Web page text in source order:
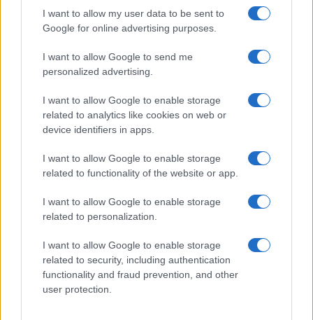
I want to allow my user data to be sent to
Google for online advertising purposes.
I want to allow Google to send me
personalized advertising.
I want to allow Google to enable storage
related to analytics like cookies on web or
device identifiers in apps.
I want to allow Google to enable storage
related to functionality of the website or app.
I want to allow Google to enable storage
related to personalization.
I want to allow Google to enable storage
related to security, including authentication
functionality and fraud prevention, and other
user protection.
Az iPhone 17 a vártnál is jobban fogy – a befektetők már
az iPhone 18 sikerét várják
Az iPhone 17 hatalmas siker – a belépő modell és a Pro
Max is rekordokat dönt
Pro Max készüléktől
A narancssárga iPhone 17 Pro könnyen rózsaszínre
A Huawei Mate 80 Pro Max színhűségben maga mögé
utasította az iPhone 17 Pro Maxot
További hírek
LEGOLVASOTTABBAK